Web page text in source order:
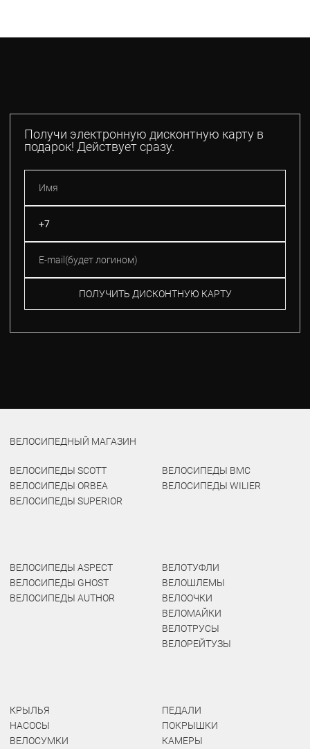
Получи электронную дисконтную карту в
подарок! Действует сразу.
ПОЛУЧИТЬ ДИСКОНТНУЮ КАРТУ
ВЕЛОСИПЕДНЫЙ МАГАЗИН
ВЕЛОСИПЕДЫ SCOTT
ВЕЛОСИПЕДЫ ORBEA
ВЕЛОСИПЕДЫ SUPERIOR
ВЕЛОСИПЕДЫ BMC
ВЕЛОСИПЕДЫ WILIER
ВЕЛОСИПЕДЫ ASPECT
ВЕЛОСИПЕДЫ GHOST
ВЕЛОСИПЕДЫ AUTHOR
ВЕЛОТУФЛИ
ВЕЛОШЛЕМЫ
ВЕЛООЧКИ
ВЕЛОМАЙКИ
ВЕЛОТРУСЫ
ВЕЛОРЕЙТУЗЫ
КРЫЛЬЯ
НАСОСЫ
ВЕЛОСУМКИ
ПЕДАЛИ
ПОКРЫШКИ
КАМЕРЫ